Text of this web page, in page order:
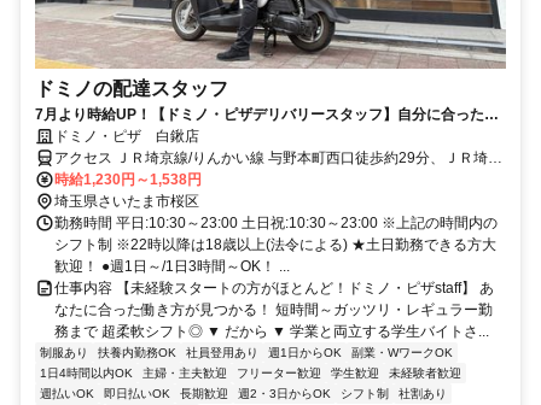
ドミノの配達スタッフ
7月より時給UP！【ドミノ・ピザデリバリースタッフ】自分に合った働
き方が可能★ガッツリもOK
ドミノ・ピザ 白鍬店
アクセス ＪＲ埼京線/りんかい線 与野本町西口徒歩約29分、ＪＲ埼京
線/りんかい線 北与野北口徒歩約31分、ＪＲ宇都宮線〔東北本線〕・
ＪＲ上野東京ライン/ＪＲ高崎線 さいたま新都心西口徒歩約38分 最寄
駅：JR埼京線 与野本町駅
時給1,230円～1,538円
埼玉県さいたま市桜区
勤務時間 平日:10:30～23:00 土日祝:10:30～23:00 ※上記の時間内の
シフト制 ※22時以降は18歳以上(法令による) ★土日勤務できる方大
歓迎！ ●週1日～/1日3時間～OK！ ...
仕事内容 【未経験スタートの方がほとんど！ドミノ・ピザstaff】 あ
なたに合った働き方が見つかる！ 短時間～ガッツリ・レギュラー勤
務まで 超柔軟シフト◎ ▼ だから ▼ 学業と両立する学生バイトさ...
制服あり 扶養内勤務OK 社員登用あり 週1日からOK
副業・WワークOK
1日4時間以内OK
主婦・主夫歓迎 フリーター歓迎 学生歓迎
未経験者歓迎
週払いOK
即日払いOK 長期歓迎 週2・3日からOK シフト制
社割あり